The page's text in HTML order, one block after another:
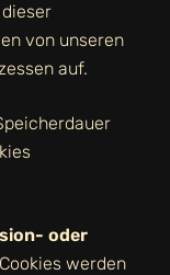
von unseren
auf.
oder
werden